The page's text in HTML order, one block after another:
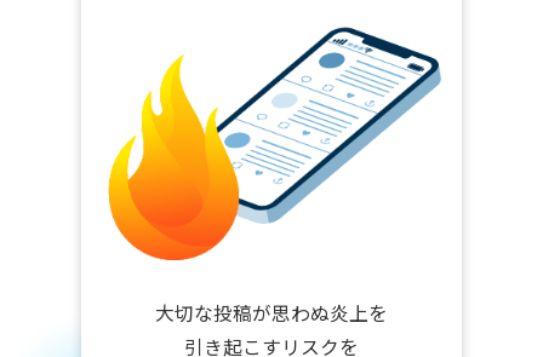
大切な投稿が思わぬ炎上を
引き起こすリスクを